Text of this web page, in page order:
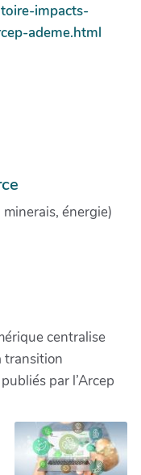
impacts-
ademe.html
énergie)
centralise
transition
par l’Arcep